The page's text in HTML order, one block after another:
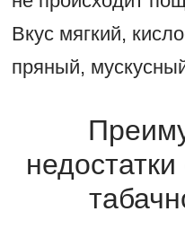
Вкус мягкий,
пряный,